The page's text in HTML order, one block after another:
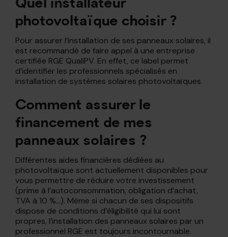
Quel installateur
photovoltaïque choisir ?
Pour assurer l’installation de ses panneaux solaires, il
est recommandé de faire appel à une entreprise
certifiée RGE QualiPV. En effet, ce label permet
d’identifier les professionnels spécialisés en
installation de systèmes solaires photovoltaïques.
Comment assurer le
financement de mes
panneaux solaires ?
Différentes aides financières dédiées au
photovoltaïque sont actuellement disponibles pour
vous permettre de réduire votre investissement
(prime à l’autoconsommation, obligation d’achat,
TVA à 10 %…). Même si chacun de ses dispositifs
dispose de conditions d’éligibilité qui lui sont
propres, l’installation des panneaux solaires par un
professionnel RGE est toujours incontournable.